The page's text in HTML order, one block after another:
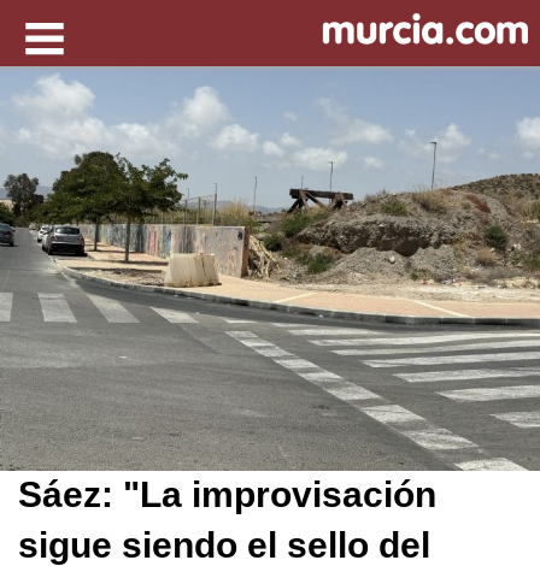
Sáez: "La improvisación
sigue siendo el sello del